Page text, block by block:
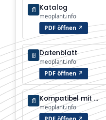
📄 Katalog
meoplant.info
PDF öffnen ↗
📄 Datenblatt
meoplant.info
PDF öffnen ↗
📄 Kompatibel mit …
meoplant.info